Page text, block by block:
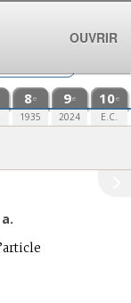
8e
1935
9e
2024
10e
E.C.
OUVRIR